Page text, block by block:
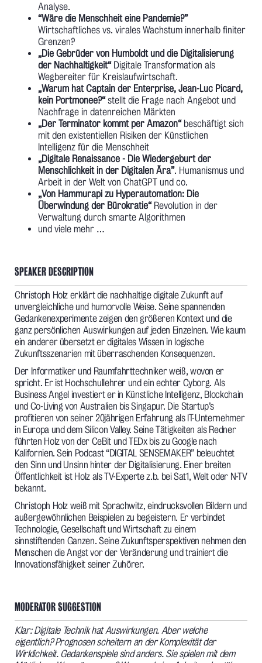
Analyse.
“Wäre die Menschheit eine Pandemie?”
Wirtschaftliches vs. virales Wachstum innerhalb finiter
Grenzen?
„Die Gebrüder von Humboldt und die Digitalisierung
der Nachhaltigkeit“Digitale Transformation als
Wegbereiter für Kreislaufwirtschaft.
„Warum hat Captain der Enterprise, Jean-Luc Picard,
kein Portmonee?“stellt die Frage nach Angebot und
Nachfrage in datenreichen Märkten
„Der Terminator kommt per Amazon“beschäftigt sich
mit den existentiellen Risiken der Künstlichen
Intelligenz für die Menschheit
„Digitale Renaissance - Die Wiedergeburt der
Menschlichkeit in der Digitalen Ära”. Humanismus und
Arbeit in der Welt von ChatGPT und co.
„Von Hammurapi zu Hyperautomation: Die
Überwindung der Bürokratie“Revolution in der
Verwaltung durch smarte Algorithmen
und viele mehr …
SPEAKER DESCRIPTION
Christoph Holz erklärt die nachhaltige digitale Zukunft auf
unvergleichliche und humorvolle Weise. Seine spannenden
Gedankenexperimente zeigen den größeren Kontext und die
ganz persönlichen Auswirkungen auf jeden Einzelnen. Wie kaum
ein anderer übersetzt er digitales Wissen in logische
Zukunftsszenarien mit überraschenden Konsequenzen.
Der Informatiker und Raumfahrttechniker weiß, wovon er
spricht. Er ist Hochschullehrer und ein echter Cyborg. Als
Business Angel investiert er in Künstliche Intelligenz, Blockchain
und Co-Living von Australien bis Singapur. Die Startup’s
profitieren von seiner 20jährigen Erfahrung als IT-Unternehmer
in Europa und dem Silicon Valley. Seine Tätigkeiten als Redner
führten Holz von der CeBit und TEDx bis zu Google nach
Kalifornien. Sein Podcast “DIGITAL SENSEMAKER” beleuchtet
den Sinn und Unsinn hinter der Digitalisierung. Einer breiten
Öffentlichkeit ist Holz als TV-Experte z.b. bei Sat1, Welt oder N-TV
bekannt.
Christoph Holz weiß mit Sprachwitz, eindrucksvollen Bildern und
außergewöhnlichen Beispielen zu begeistern. Er verbindet
Technologie, Gesellschaft und Wirtschaft zu einem
sinnstiftenden Ganzen. Seine Zukunftsperspektiven nehmen den
Menschen die Angst vor der Veränderung und trainiert die
Innovationsfähigkeit seiner Zuhörer.
MODERATOR SUGGESTION
Klar: Digitale Technik hat Auswirkungen. Aber welche
eigentlich? Prognosen scheitern an der Komplexität der
Wirklichkeit. Gedankenspiele sind anders. Sie spielen mit dem